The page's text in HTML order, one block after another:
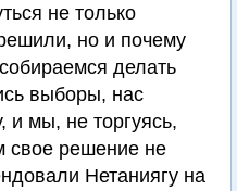
не только
но и почему
делать
выборы, нас
и мы, не торгуясь,
свое решение не
Нетаниягу на